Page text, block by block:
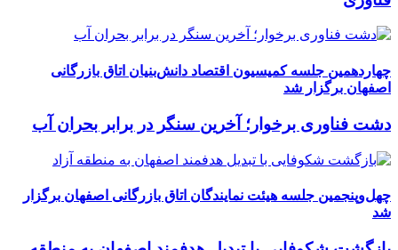
چهاردهمین جلسه کمیسیون اقتصاد دانش‌بنیان اتاق بازرگانی
اصفهان برگزار شد
دشت فناوری برخوار؛ آخرین سنگر در برابر بحران آب
چهل‌وپنجمین جلسه هیئت نمایندگان اتاق بازرگانی اصفهان برگزار
شد